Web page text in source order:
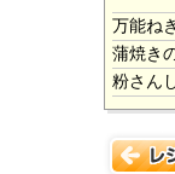
万能ね
蒲焼き
粉さん